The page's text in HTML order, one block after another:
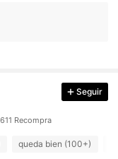
Seguir
611 Recompra
queda bien (100+)